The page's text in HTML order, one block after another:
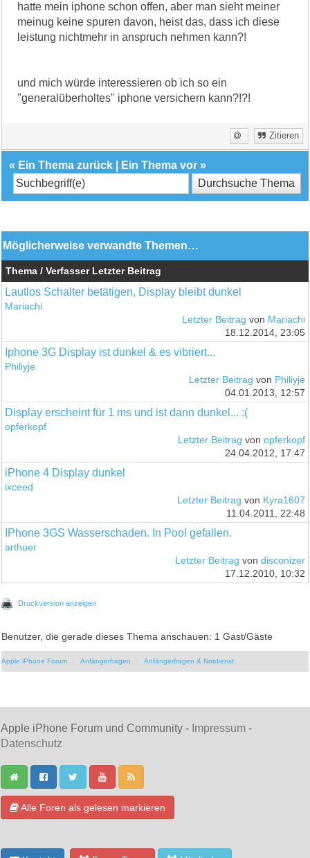
hatte mein iphone schon offen, aber man sieht meiner
meinug keine spuren davon, heist das, dass ich diese
leistung nichtmehr in anspruch nehmen kann?!
und mich würde interessieren ob ich so ein
"generalüberholtes" iphone versichern kann?!?!
Zitieren
« Ein Thema zurück Ein Thema vor »
Möglicherweise verwandte Themen…
Thema / Verfasser Letzter Beitrag
Lautlos Schalter betätigen, Display bleibt dunkel
Mariachi
Letzter Beitrag von Mariachi
18.12.2014, 23:05
Iphone 3G Display ist dunkel & es vibriert...
Philiyje
Letzter Beitrag von Philiyje
04.01.2013, 12:57
Display erscheint für 1 ms und ist dann dunkel... :(
opferkopf
Letzter Beitrag von opferkopf
24.04.2012, 17:47
iPhone 4 Display dunkel
ixceed
Letzter Beitrag von Kyra1607
11.04.2011, 22:48
IPhone 3GS Wasserschaden. In Pool gefallen.
arthuer
Letzter Beitrag von disconizer
17.12.2010, 10:32
Druckversion anzeigen
Benutzer, die gerade dieses Thema anschauen: 1 Gast/Gäste
Apple iPhone Forum Anfängerfragen Anfängerfragen & Notdienst
Apple iPhone Forum und Community - Impressum -
Datenschutz
Alle Foren als gelesen markieren